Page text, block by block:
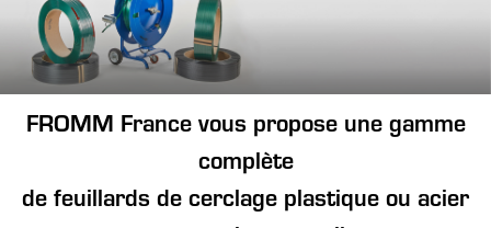
FROMM France vous propose une gamme
complète
de feuillards de cerclage plastique ou acier